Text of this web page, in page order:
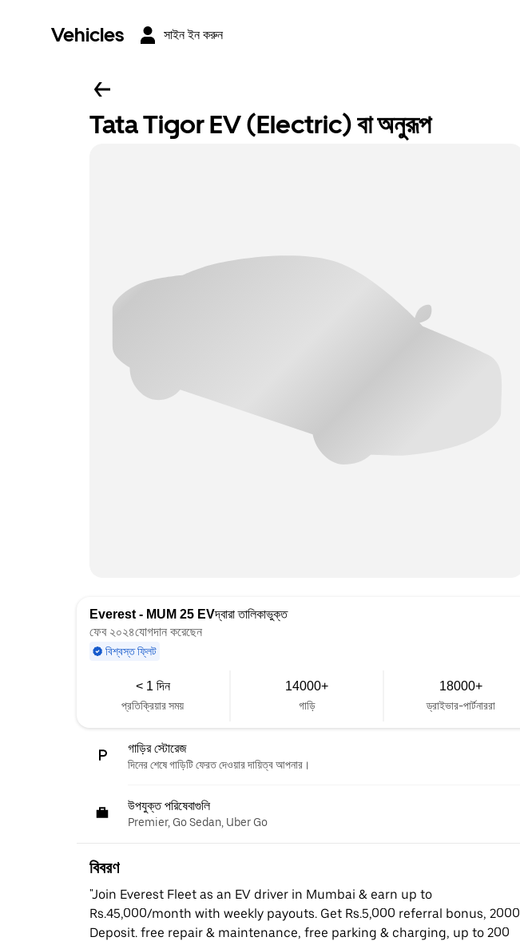
Vehicles সাইন ইন করুন
Tata Tigor EV (Electric) বা অনুরূপ
Everest - MUM 25 EVদ্বারা তালিকাভুক্ত
ফেব ২০২৪যোগদান করেছেন
বিশ্বস্ত ফ্লিট
< 1 দিন
প্রতিক্রিয়ার সময়
14000+
গাড়ি
18000+
ড্রাইভার-পার্টনাররা
গাড়ির স্টোরেজ
দিনের শেষে গাড়িটি ফেরত দেওয়ার দায়িত্ব আপনার।
উপযুক্ত পরিষেবাগুলি
Premier, Go Sedan, Uber Go
বিবরণ
"Join Everest Fleet as an EV driver in Mumbai & earn up to
Rs.45,000/month with weekly payouts. Get Rs.5,000 referral bonus, 2000
Deposit. free repair & maintenance, free parking & charging, up to 200